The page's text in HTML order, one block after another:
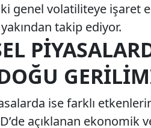
genel volatiliteye işaret
takip ediyor.
ise farklı
açıklanan